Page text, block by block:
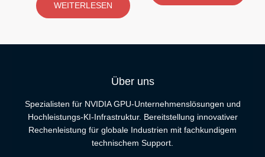
WEITERLESEN
Über uns
Spezialisten für NVIDIA GPU-Unternehmenslösungen und
Hochleistungs-KI-Infrastruktur. Bereitstellung innovativer
Rechenleistung für globale Industrien mit fachkundigem
technischem Support.